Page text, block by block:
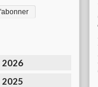
2026
2025